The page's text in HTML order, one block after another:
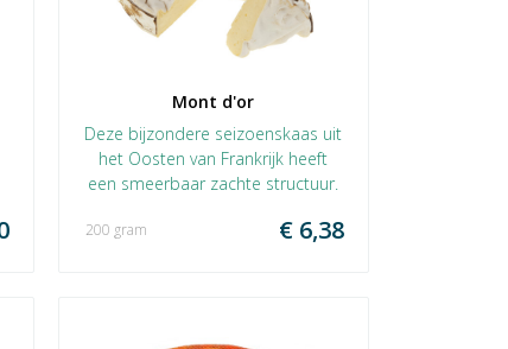
Mont d'or
Deze bijzondere seizoenskaas uit
het Oosten van Frankrijk heeft
een smeerbaar zachte structuur.
€ 6,38
200 gram